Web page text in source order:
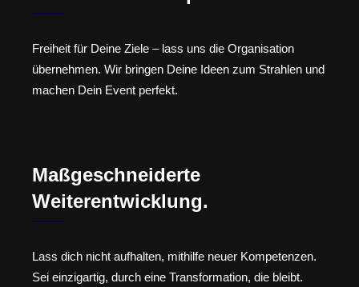
Freiheit für Deine Ziele – lass uns die Organisation
übernehmen. Wir bringen Deine Ideen zum Strahlen und
machen Dein Event perfekt.
Maßgeschneiderte
Weiterentwicklung.
Lass dich nicht aufhalten, mithilfe neuer Kompetenzen.
Sei einzigartig, durch eine Transformation, die bleibt.